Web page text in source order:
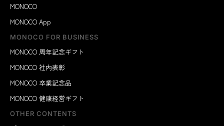
MONOCO
MONOCO App
MONOCO FOR BUSINESS
MONOCO 周年記念ギフト
MONOCO 社内表彰
MONOCO 卒業記念品
MONOCO 健康経営ギフト
OTHER CONTENTS